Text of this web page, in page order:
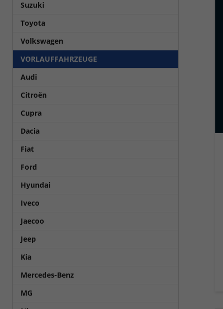
Suzuki
Toyota
Volkswagen
VORLAUFFAHRZEUGE
Audi
Citroën
Cupra
Dacia
Fiat
Ford
Hyundai
Iveco
Jaecoo
Jeep
Kia
Mercedes-Benz
MG